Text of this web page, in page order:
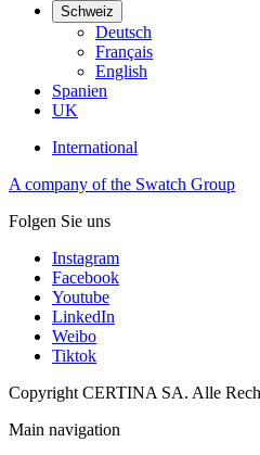
Schweiz
Deutsch
Français
English
Spanien
UK
International
A company of the Swatch Group
Folgen Sie uns
Instagram
Facebook
Youtube
LinkedIn
Weibo
Tiktok
Copyright CERTINA SA. Alle
Main navigation